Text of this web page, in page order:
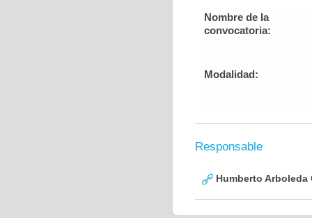
Nombre de la
convocatoria:
Modalidad:
Responsable
Humberto Arboleda